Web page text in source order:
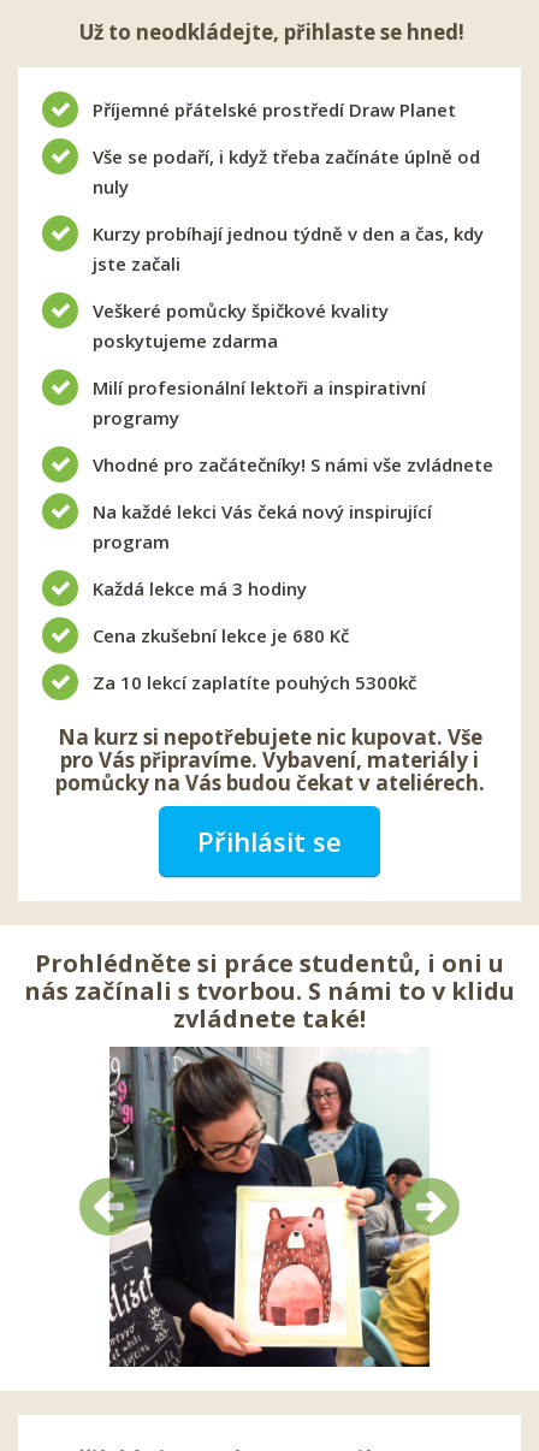
Už to neodkládejte, přihlaste se hned!
Příjemné přátelské prostředí Draw Planet
Vše se podaří, i když třeba začínáte úplně od
nuly
Kurzy probíhají jednou týdně v den a čas, kdy
jste začali
Veškeré pomůcky špičkové kvality
poskytujeme zdarma
Milí profesionální lektoři a inspirativní
programy
Vhodné pro začátečníky! S námi vše zvládnete
Na každé lekci Vás čeká nový inspirující
program
Každá lekce má 3 hodiny
Cena zkušební lekce je 680 Kč
Za 10 lekcí zaplatíte pouhých 5300kč
Na kurz si nepotřebujete nic kupovat. Vše
pro Vás připravíme. Vybavení, materiály i
pomůcky na Vás budou čekat v ateliérech.
Přihlásit se
Prohlédněte si práce studentů, i oni u
nás začínali s tvorbou. S námi to v klidu
zvládnete také!
Předchozí Další